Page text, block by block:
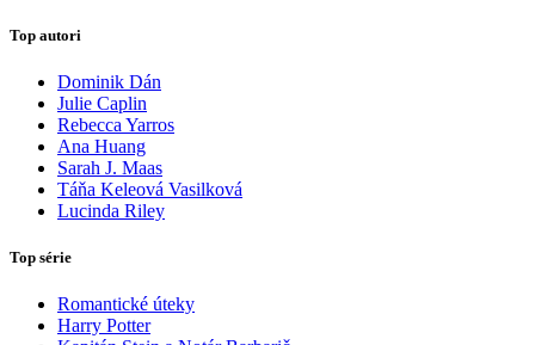
Top autori
Dominik Dán
Julie Caplin
Rebecca Yarros
Ana Huang
Sarah J. Maas
Táňa Keleová Vasilková
Lucinda Riley
Top série
Romantické úteky
Harry Potter